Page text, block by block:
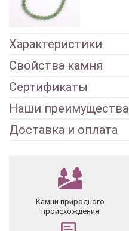
Характеристики
Свойства камня
Сертификаты
Наши преимущества
Доставка и оплата
Камни природного
происхождения